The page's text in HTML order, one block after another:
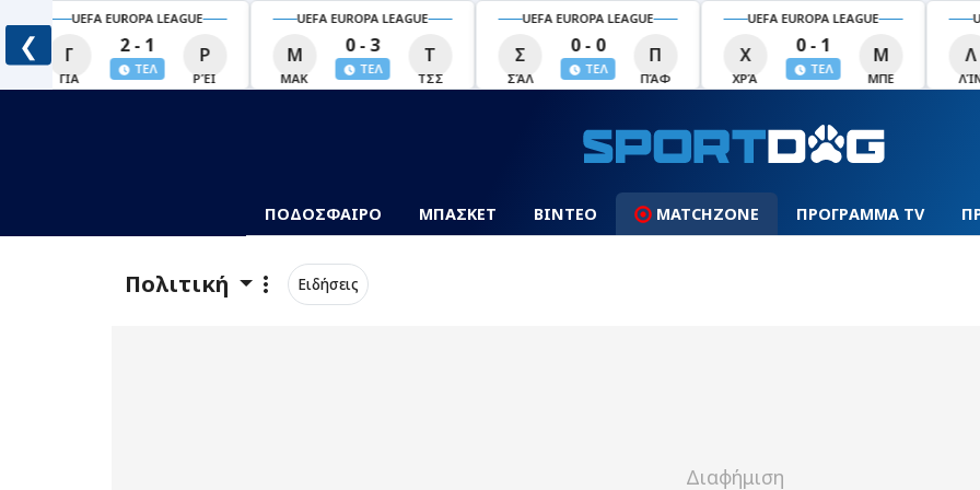
❮
UEFA EUROPA LEAGUE
Μ
ΜΑΚ
0 - 3
ΤΕΛ
Τ
ΤΣΣ
UEFA EUROPA LEAGUE
Σ
ΣΆΛ
0 - 0
ΤΕΛ
Π
ΠΆΦ
UEFA EUROPA LEAGUE
Χ
ΧΡΆ
0 - 1
ΤΕΛ
Μ
ΜΠΕ
UEFA EUROPA LEAGUE
Λ
ΛΊΝ
1 - 1
ΤΕΛ
Ο
ΟΜΌ
Λ
ΛΕΧ
ΠΟΔΟΣΦΑΙΡΟ ΜΠΑΣΚΕΤ ΒΙΝΤΕΟ MATCHZONE ΠΡΟΓΡΑΜΜΑ TV
Πολιτική Ειδήσεις